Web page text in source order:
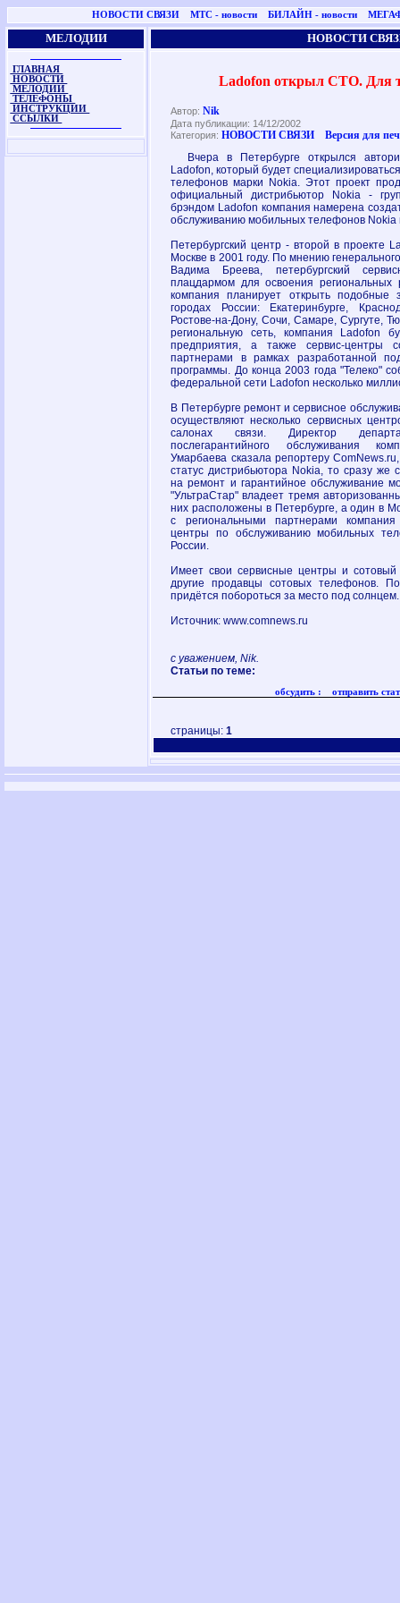
НОВОСТИ СВЯЗИ МТС - новости БИЛАЙН - новости
МЕЛОДИИ
ГЛАВНАЯ
НОВОСТИ
МЕЛОДИИ
ТЕЛЕФОНЫ
ИНСТРУКЦИИ
ССЫЛКИ
НОВОСТИ
Ladofon открыл СТО. Для
Автор:Nik
Дата публикации: 14/12/2002
Категория:НОВОСТИ СВЯЗИ
Версия для
Bчера в Петербурге открылся
Ladofon, который будет
телефонов марки Nokia. Этот проект
официальный дистрибьютор Nokia -
брэндом Ladofon компания намерена
обслуживанию мобильных телефонов Nokia
Петербургский центр - второй в проекте
Москве в 2001 году. По мнению
Вадима Бреева, петербургский
плацдармом для освоения
компания планирует открыть подобные
городах России: Екатеринбурге,
Ростове-на-Дону, Сочи, Самаре, Сургуте,
региональную сеть, компания Ladofon
предприятия, а также сервис-центры
партнерами в рамках разработанной
программы. До конца 2003 года "Телеко"
федеральной сети Ladofon несколько
В Петербурге ремонт и сервисное
осуществляют несколько сервисных
салонах связи. Директор
послегарантийного обслуживания
Умарбаева сказала репортеру
статус дистрибьютора Nokia, то сразу же
на ремонт и гарантийное обслуживание
"УльтраСтар" владеет тремя
них расположены в Петербурге, а один в
с региональными партнерами компания
центры по обслуживанию мобильных
России.
Имеет свои сервисные центры и
другие продавцы сотовых телефонов.
придётся побороться за место под солнцем.
Источник: www.comnews.ru
с уважением, Nik.
Статьи по теме:
обсудить : отправить
страницы:1